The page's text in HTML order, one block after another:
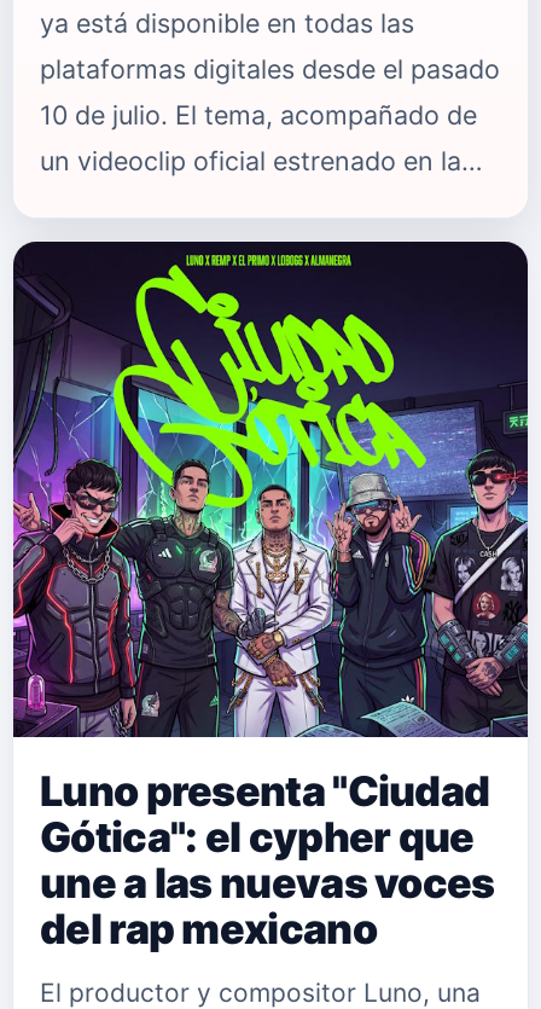
ya está disponible en todas las
plataformas digitales desde el pasado
10 de julio. El tema, acompañado de
un videoclip oficial estrenado en la
de un artista que ha sabido
evolucionar sin perder la identidad
que lo convirtió en leyenda desde el
barrio sevillano de Los Pajaritos . Con
una duración de 3 minutos y 9
segundos, la canción es un viaje a la
nostalgia y la emotividad que
demuestra que, tras más de dos
décadas en la música, Haze sigue e…
Luno presenta "Ciudad
Gótica": el cypher que
une a las nuevas voces
del rap mexicano
El productor y compositor Luno, una